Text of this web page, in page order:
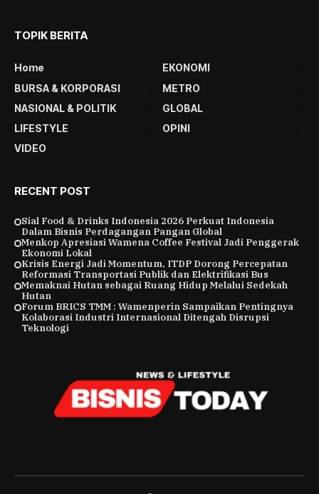
TOPIK BERITA
Home
EKONOMI
BURSA & KORPORASI
METRO
NASIONAL & POLITIK
GLOBAL
LIFESTYLE
OPINI
VIDEO
RECENT POST
Sial Food & Drinks Indonesia 2026 Perkuat Indonesia
Dalam Bisnis Perdagangan Pangan Global
Menkop Apresiasi Wamena Coffee Festival Jadi Penggerak
Ekonomi Lokal
Krisis Energi Jadi Momentum, ITDP Dorong Percepatan
Reformasi Transportasi Publik dan Elektrifikasi Bus
Memaknai Hutan sebagai Ruang Hidup Melalui Sedekah
Hutan
Forum BRICS TMM : Wamenperin Sampaikan Pentingnya
Kolaborasi Industri Internasional Ditengah Disrupsi
Teknologi